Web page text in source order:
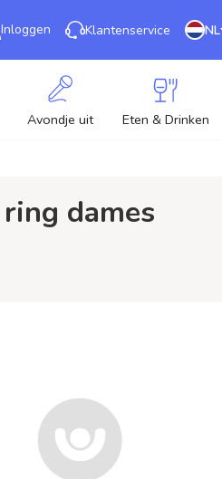
Inloggen Klantenservice NL
Avondje uit Eten & Drinken